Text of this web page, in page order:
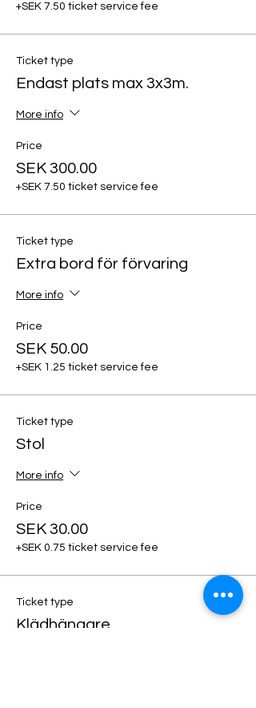
+SEK 7.50 ticket service fee
Ticket type
Endast plats max 3x3m.
More info
Price
SEK 300.00
+SEK 7.50 ticket service fee
Ticket type
Extra bord för förvaring
More info
Price
SEK 50.00
+SEK 1.25 ticket service fee
Ticket type
Stol
More info
Price
SEK 30.00
+SEK 0.75 ticket service fee
Ticket type
Klädhängare